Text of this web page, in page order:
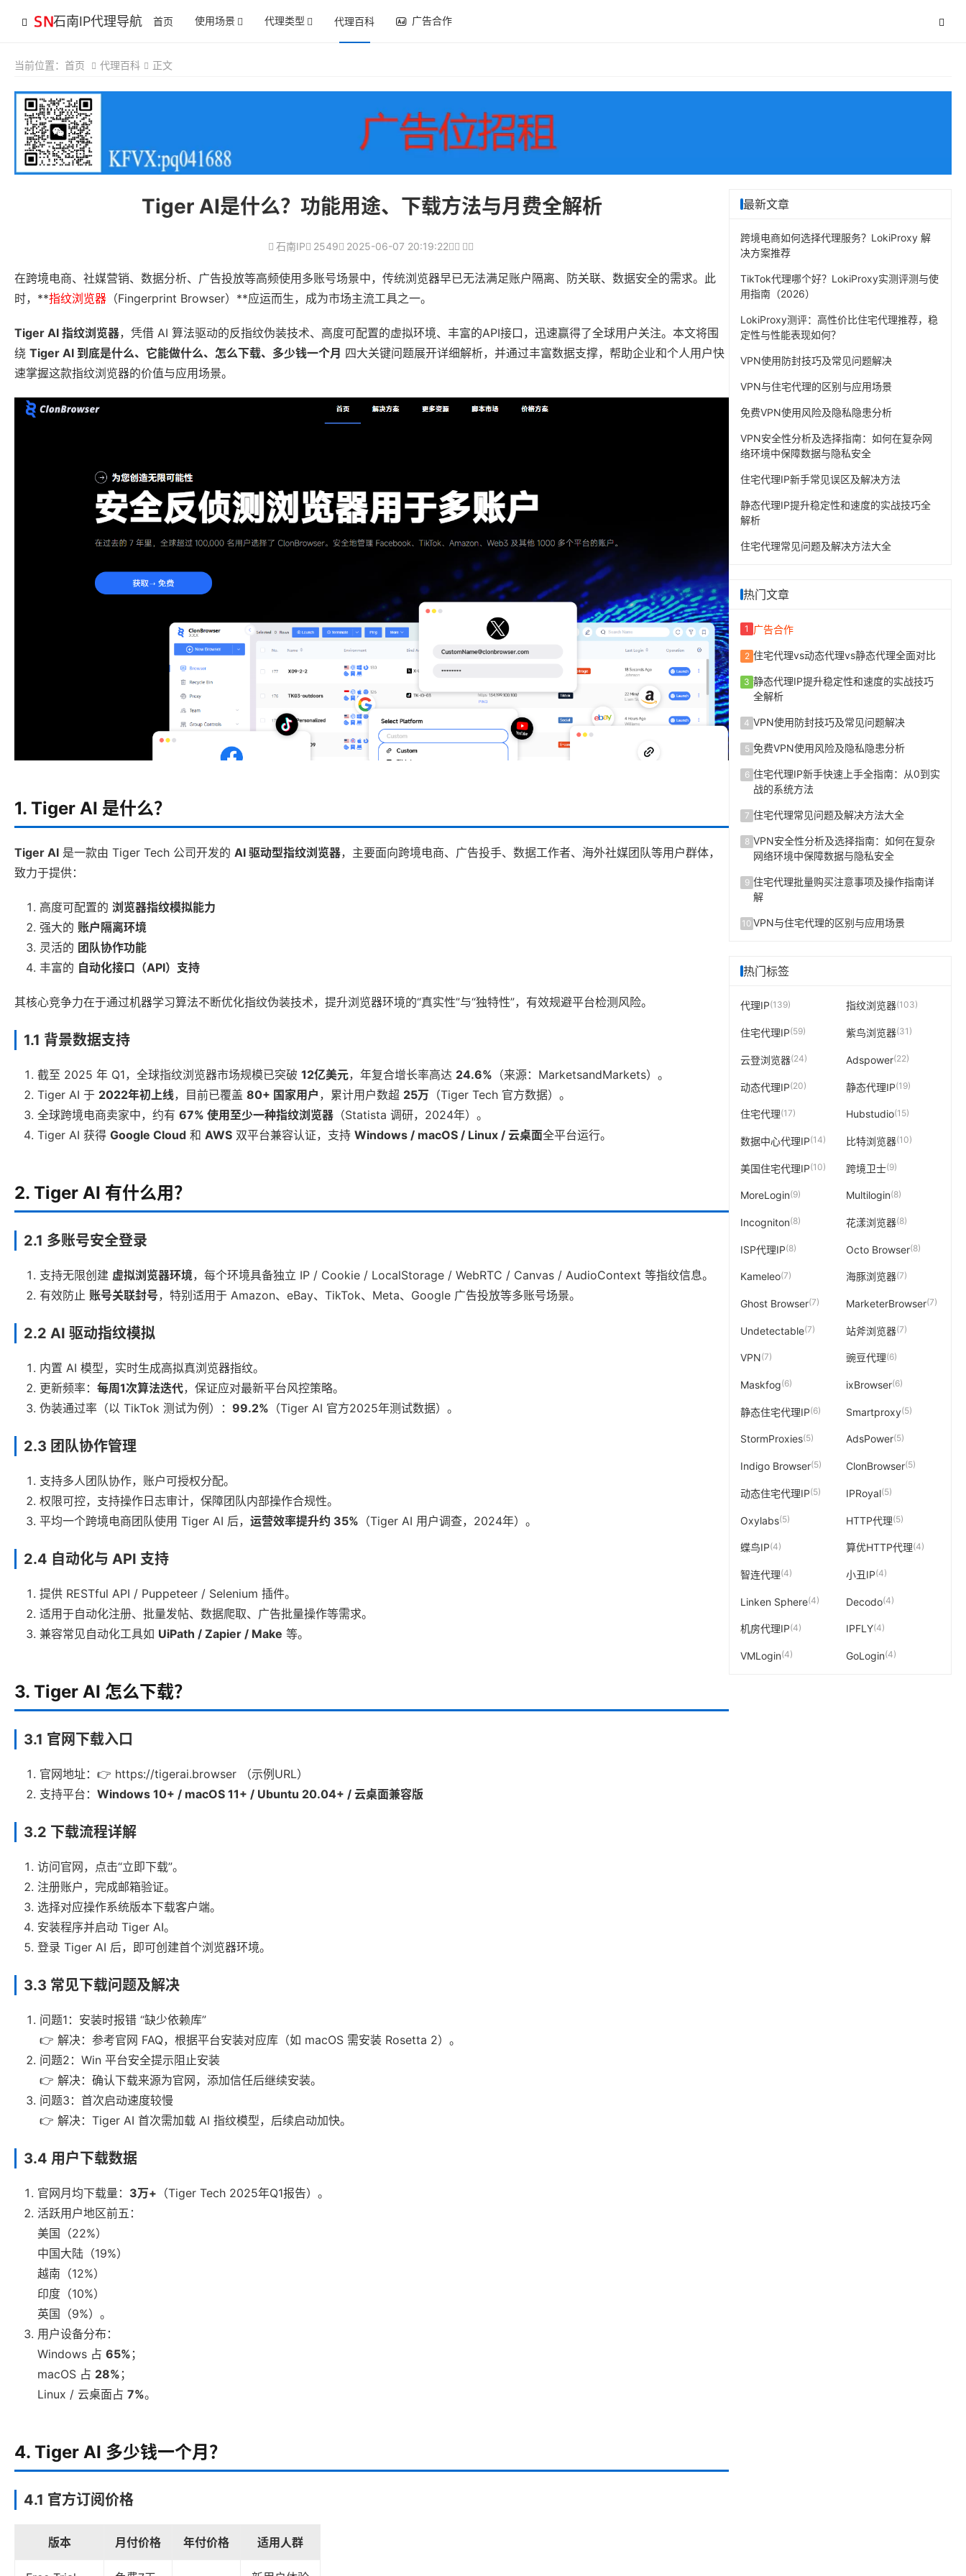
石南IP代理导航 首页 使用场景 代理类型 代理百科 广告合作
当前位置： 首页 代理百科 正文
Tiger AI是什么？功能用途、下载方法与月费全解析
石南IP 2549 2025-06-07 20:19:22
在跨境电商、社媒营销、数据分析、广告投放等高频使用多账号场景中，传统浏览器早已无法满足账户隔离、防关联、数据安全的需求。此
时，**指纹浏览器 （Fingerprint Browser）**应运而生，成为市场主流工具之一。
Tiger AI 指纹浏览器，凭借 AI 算法驱动的反指纹伪装技术、高度可配置的虚拟环境、丰富的API接口，迅速赢得了全球用户关注。本文将围
绕 Tiger AI 到底是什么、它能做什么、怎么下载、多少钱一个月 四大关键问题展开详细解析，并通过丰富数据支撑，帮助企业和个人用户快
速掌握这款指纹浏览器的价值与应用场景。
1. Tiger AI 是什么？
Tiger AI 是一款由 Tiger Tech 公司开发的 AI 驱动型指纹浏览器，主要面向跨境电商、广告投手、数据工作者、海外社媒团队等用户群体，
致力于提供：
高度可配置的 浏览器指纹模拟能力
强大的 账户隔离环境
灵活的 团队协作功能
丰富的 自动化接口（API）支持
其核心竞争力在于通过机器学习算法不断优化指纹伪装技术，提升浏览器环境的“真实性”与“独特性”，有效规避平台检测风险。
1.1 背景数据支持
截至 2025 年 Q1，全球指纹浏览器市场规模已突破 12亿美元，年复合增长率高达 24.6% （来源：MarketsandMarkets）。
Tiger AI 于 2022年初上线，目前已覆盖 80+ 国家用户 ，累计用户数超 25万 （Tiger Tech 官方数据）。
全球跨境电商卖家中，约有 67% 使用至少一种指纹浏览器 （Statista 调研，2024年）。
Tiger AI 获得 Google Cloud 和 AWS 双平台兼容认证，支持 Windows / macOS / Linux / 云桌面全平台运行。
2. Tiger AI 有什么用？
2.1 多账号安全登录
支持无限创建 虚拟浏览器环境，每个环境具备独立 IP / Cookie / LocalStorage / WebRTC / Canvas / AudioContext 等指纹信息。
有效防止 账号关联封号，特别适用于 Amazon、eBay、TikTok、Meta、Google 广告投放等多账号场景。
2.2 AI 驱动指纹模拟
内置 AI 模型，实时生成高拟真浏览器指纹。
更新频率： 每周1次算法迭代，保证应对最新平台风控策略。
伪装通过率（以 TikTok 测试为例）： 99.2% （Tiger AI 官方2025年测试数据）。
2.3 团队协作管理
支持多人团队协作，账户可授权分配。
权限可控，支持操作日志审计，保障团队内部操作合规性。
平均一个跨境电商团队使用 Tiger AI 后， 运营效率提升约 35% （Tiger AI 用户调查，2024年）。
2.4 自动化与 API 支持
提供 RESTful API / Puppeteer / Selenium 插件。
适用于自动化注册、批量发帖、数据爬取、广告批量操作等需求。
兼容常见自动化工具如 UiPath / Zapier / Make 等。
3. Tiger AI 怎么下载？
3.1 官网下载入口
官网地址：👉 https://tigerai.browser （示例URL）
支持平台： Windows 10+ / macOS 11+ / Ubuntu 20.04+ / 云桌面兼容版
3.2 下载流程详解
访问官网，点击“立即下载”。
注册账户，完成邮箱验证。
选择对应操作系统版本下载客户端。
安装程序并启动 Tiger AI。
登录 Tiger AI 后，即可创建首个浏览器环境。
3.3 常见下载问题及解决
问题1：安装时报错 “缺少依赖库”
👉 解决：参考官网 FAQ，根据平台安装对应库（如 macOS 需安装 Rosetta 2）。
问题2：Win 平台安全提示阻止安装
👉 解决：确认下载来源为官网，添加信任后继续安装。
问题3：首次启动速度较慢
👉 解决：Tiger AI 首次需加载 AI 指纹模型，后续启动加快。
3.4 用户下载数据
官网月均下载量： 3万+ （Tiger Tech 2025年Q1报告）。
活跃用户地区前五：
美国（22%）
中国大陆（19%）
越南（12%）
印度（10%）
英国（9%）。
用户设备分布：
Windows 占 65% ；
macOS 占 28% ；
Linux / 云桌面占 7%。
4. Tiger AI 多少钱一个月？
4.1 官方订阅价格
版本 月付价格 年付价格 适用人群
最新文章
跨境电商如何选择代理服务？LokiProxy 解
决方案推荐
TikTok代理哪个好？LokiProxy实测评测与使
用指南（2026）
LokiProxy测评：高性价比住宅代理推荐，稳
定性与性能表现如何？
VPN使用防封技巧及常见问题解决
VPN与住宅代理的区别与应用场景
免费VPN使用风险及隐私隐患分析
VPN安全性分析及选择指南：如何在复杂网
络环境中保障数据与隐私安全
住宅代理IP新手常见误区及解决方法
静态代理IP提升稳定性和速度的实战技巧全
解析
住宅代理常见问题及解决方法大全
热门文章
1 广告合作
2 住宅代理vs动态代理vs静态代理全面对比
3 静态代理IP提升稳定性和速度的实战技巧
全解析
4 VPN使用防封技巧及常见问题解决
5 免费VPN使用风险及隐私隐患分析
6 住宅代理IP新手快速上手全指南：从0到实
战的系统方法
7 住宅代理常见问题及解决方法大全
8 VPN安全性分析及选择指南：如何在复杂
网络环境中保障数据与隐私安全
9 住宅代理批量购买注意事项及操作指南详
解
10 VPN与住宅代理的区别与应用场景
热门标签
代理IP(139) 指纹浏览器(103)
住宅代理IP(59) 紫鸟浏览器(31)
云登浏览器(24) Adspower(22)
动态代理IP(20) 静态代理IP(19)
住宅代理(17) Hubstudio(15)
数据中心代理IP(14) 比特浏览器(10)
美国住宅代理IP(10) 跨境卫士(9)
MoreLogin(9) Multilogin(8)
Incogniton(8) 花漾浏览器(8)
ISP代理IP(8) Octo Browser(8)
Kameleo(7) 海豚浏览器(7)
Ghost Browser(7) MarketerBrowser(7)
Undetectable(7) 站斧浏览器(7)
VPN(7) 豌豆代理(6)
Maskfog(6) ixBrowser(6)
静态住宅代理IP(6) Smartproxy(5)
StormProxies(5) AdsPower(5)
Indigo Browser(5) ClonBrowser(5)
动态住宅代理IP(5) IPRoyal(5)
Oxylabs(5) HTTP代理(5)
蝶鸟IP(4) 算优HTTP代理(4)
智连代理(4) 小丑IP(4)
Linken Sphere(4) Decodo(4)
机房代理IP(4) IPFLY(4)
VMLogin(4) GoLogin(4)